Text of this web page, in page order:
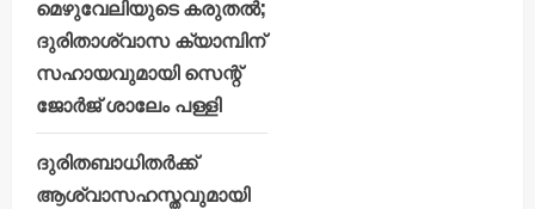
മെഴുവേലിയുടെ കരുതൽ;
ദുരിതാശ്വാസ ക്യാമ്പിന്
സഹായവുമായി സെന്റ്
ജോർജ് ശാലേം പള്ളി
ദുരിതബാധിതർക്ക്
ആശ്വാസഹസ്തവുമായി